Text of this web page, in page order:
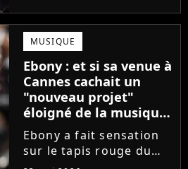
publier leurs singles et
c'est Théo P qui sera le
prochain à faire le
grand saut. Découvrez
un extrait...
MUSIQUE
Ebony : et si sa venue à
Cannes cachait un
"nouveau projet"
éloigné de la musique
?
Ebony a fait sensation
sur le tapis rouge du